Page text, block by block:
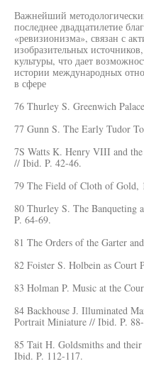
Важнейший
последнее двадцатилетие
«ревизионизма», связан с
изобразительных
культуры, что дает
истории международных
в сфере
76 Thurley S. Greenwich
77 Gunn S. The Early Tudor
7S Watts K. Henry VIII and
// Ibid. P. 42-46.
79 The Field of Cloth of Gold,
80 Thurley S. The Banqueting
P. 64-69.
81 The Orders of the Garter
82 Foister S. Holbein as Court
83 Holman P. Music at the
84 Backhouse J. Illuminated
Portrait Miniature // Ibid. P.
85 Tait H. Goldsmiths and
Ibid. P. 112-117.